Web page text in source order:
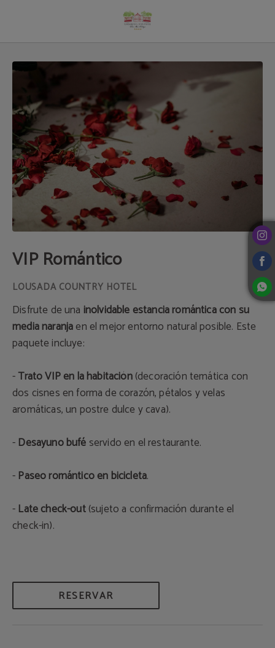
VIP Romántico
Disfrute de una inolvidable estancia romántica con su
media naranjaen el mejor entorno natural posible. Este
paquete incluye:
-Trato VIP en la habitación(decoración temática con
dos cisnes en forma de corazón, pétalos y velas
aromáticas, un postre dulce y cava).
-Desayuno bufé servido en el restaurante.
-Paseo romántico en bicicleta.
-Late check-out(sujeto a confirmación durante el
check-in).
RESERVAR